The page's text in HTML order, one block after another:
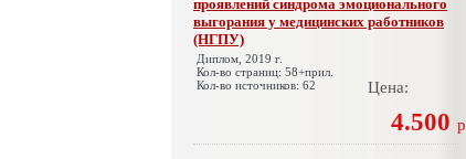
проявлений синдрома эмоционального
выгорания у медицинских работников
(НГПУ)
Диплом, 2019 г.
Кол-во страниц: 58+прил.
Кол-во источников: 62
Цена:
4.500 р